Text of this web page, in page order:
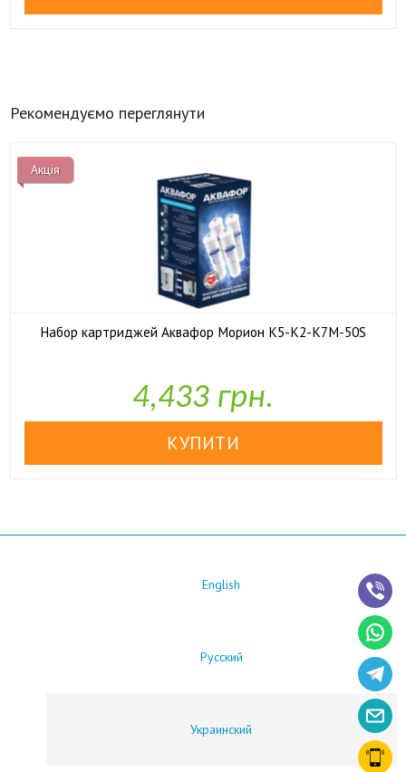
Рекомендуємо переглянути
Акція
Набор картриджей Аквафор Морион К5-К2-К7М-50S
4,433 грн.
English
Русский
Украинский